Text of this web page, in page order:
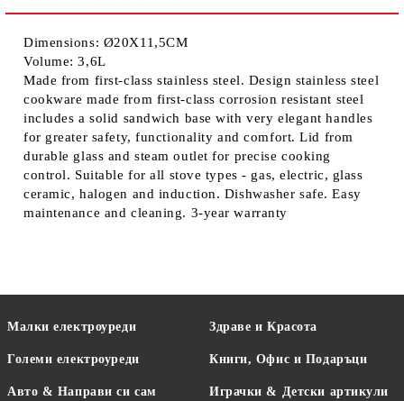
Dimensions: Ø20X11,5CM
Volume: 3,6L
Made from first-class stainless steel. Design stainless steel
cookware made from first-class corrosion resistant steel
includes a solid sandwich base with very elegant handles
for greater safety, functionality and comfort. Lid from
durable glass and steam outlet for precise cooking
control. Suitable for all stove types - gas, electric, glass
ceramic, halogen and induction. Dishwasher safe. Easy
maintenance and cleaning. 3-year warranty
Малки електроуреди
Големи електроуреди
Авто & Направи си сам
Здраве и Красота
Книги, Офис и Подаръци
Играчки & Детски артикули